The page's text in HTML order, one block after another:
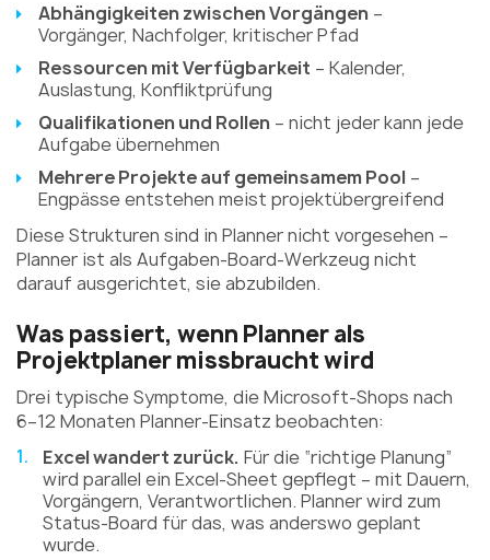
Abhängigkeiten zwischen Vorgängen –
Vorgänger, Nachfolger, kritischer Pfad
Ressourcen mit Verfügbarkeit – Kalender,
Auslastung, Konfliktprüfung
Qualifikationen und Rollen – nicht jeder kann jede
Aufgabe übernehmen
Mehrere Projekte auf gemeinsamem Pool –
Engpässe entstehen meist projektübergreifend
Diese Strukturen sind in Planner nicht vorgesehen –
Planner ist als Aufgaben-Board-Werkzeug nicht
darauf ausgerichtet, sie abzubilden.
Was passiert, wenn Planner als
Projektplaner missbraucht wird
Drei typische Symptome, die Microsoft-Shops nach
6–12 Monaten Planner-Einsatz beobachten:
Excel wandert zurück. Für die “richtige Planung”
wird parallel ein Excel-Sheet gepflegt – mit Dauern,
Vorgängern, Verantwortlichen. Planner wird zum
Status-Board für das, was anderswo geplant
wurde.